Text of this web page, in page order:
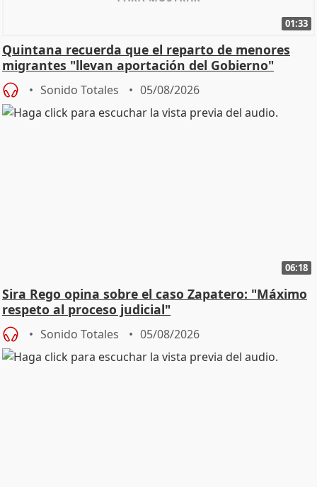
01:33
Quintana recuerda que el reparto de menores
migrantes "llevan aportación del Gobierno"
central
Sonido Totales 05/08/2026
06:18
Sira Rego opina sobre el caso Zapatero: "Máximo
respeto al proceso judicial"
Sonido Totales 05/08/2026